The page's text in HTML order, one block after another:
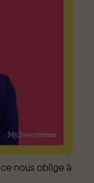
nous oblige à